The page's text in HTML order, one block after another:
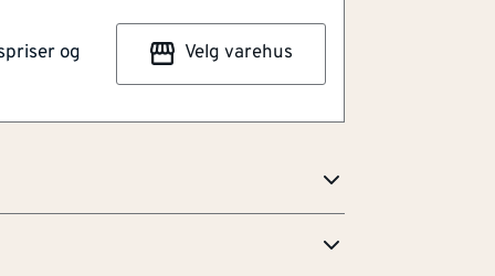
og
Velg varehus
mer. Det er et allsidig verktøy som
og materialer. Det er laget av
og slitesterkt. Det er også enkelt